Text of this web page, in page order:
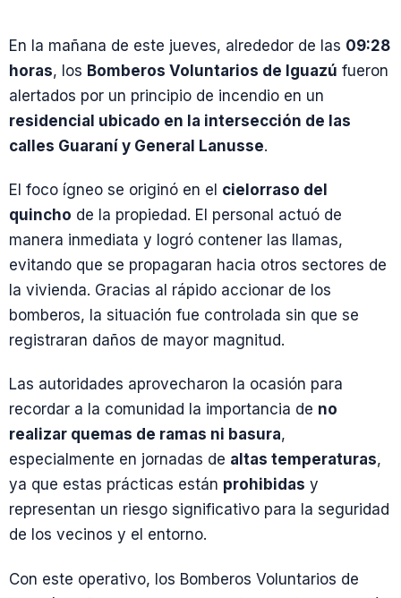
En la mañana de este jueves, alrededor de las 09:28
horas, los Bomberos Voluntarios de Iguazú fueron
alertados por un principio de incendio en un
residencial ubicado en la intersección de las
calles Guaraní y General Lanusse.
El foco ígneo se originó en el cielorraso del
quincho de la propiedad. El personal actuó de
manera inmediata y logró contener las llamas,
evitando que se propagaran hacia otros sectores de
la vivienda. Gracias al rápido accionar de los
bomberos, la situación fue controlada sin que se
registraran daños de mayor magnitud.
Las autoridades aprovecharon la ocasión para
recordar a la comunidad la importancia de no
realizar quemas de ramas ni basura,
especialmente en jornadas de altas temperaturas,
ya que estas prácticas están prohibidas y
representan un riesgo significativo para la seguridad
de los vecinos y el entorno.
Con este operativo, los Bomberos Voluntarios de